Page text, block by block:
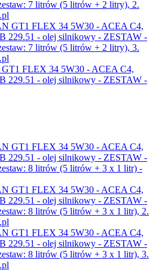
FLEX 34 5W30 - ACEA C4,
229.51 - olej silnikowy - ZESTAW -